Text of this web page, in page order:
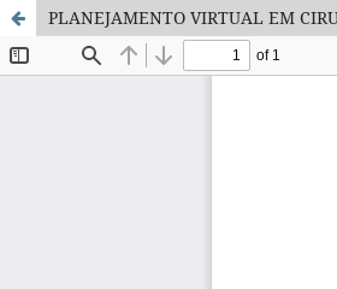
PLANEJAMENTO VIRTUAL EM